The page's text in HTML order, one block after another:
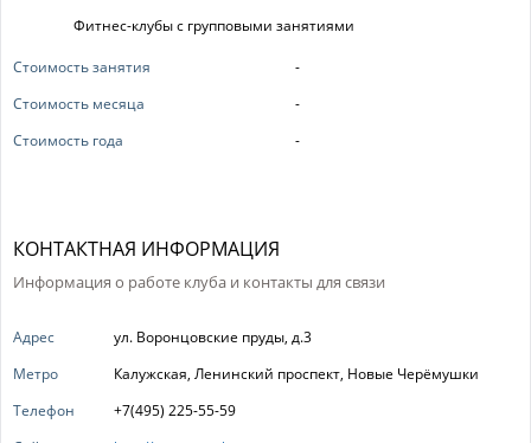
Фитнес-клубы с групповыми занятиями
Стоимость занятия
-
Стоимость месяца
-
Стоимость года
-
КОНТАКТНАЯ ИНФОРМАЦИЯ
Информация о работе клуба и контакты для связи
Адрес
ул. Воронцовские пруды, д.3
Метро
Калужская, Ленинский проспект, Новые Черёмушки
Телефон
+7(495) 225-55-59